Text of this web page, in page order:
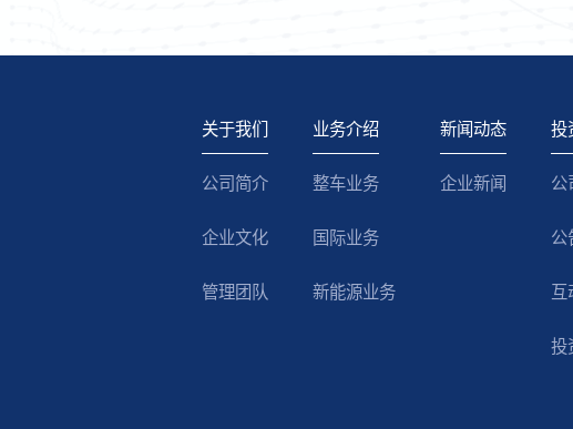
关于我们
公司简介
企业文化
管理团队
业务介绍
整车业务
国际业务
新能源业务
新闻动态
企业新闻
投
公
公
互
投